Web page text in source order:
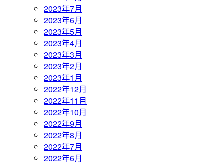
2023年7月
2023年6月
2023年5月
2023年4月
2023年3月
2023年2月
2023年1月
2022年12月
2022年11月
2022年10月
2022年9月
2022年8月
2022年7月
2022年6月